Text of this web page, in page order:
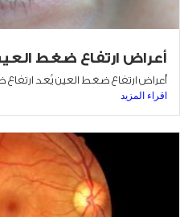
أعراض ارتفاع ضغط
أعراض ارتفاع ضغط العين يُعد ارتفاع
اقراء المزيد